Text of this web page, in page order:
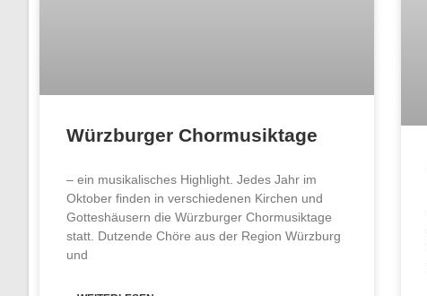
Würzburger Chormusiktage
– ein musikalisches Highlight. Jedes Jahr im
Oktober finden in verschiedenen Kirchen und
Gotteshäusern die Würzburger Chormusiktage
statt. Dutzende Chöre aus der Region Würzburg
und